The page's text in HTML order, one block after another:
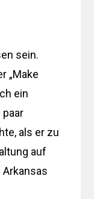
sein.
„Make
ein
paar
als er zu
auf